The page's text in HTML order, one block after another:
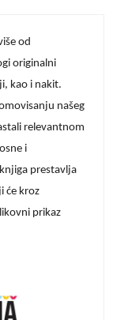
od
originalni
kao i nakit.
našeg
relevantnom
i
prestavlja
će kroz
prikaz